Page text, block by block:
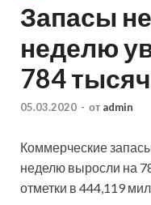
Запасы
неделю
784
05.03.2020 - от admin
Коммерческие
неделю выросли на
отметки в 444,119